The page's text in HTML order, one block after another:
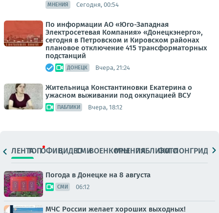
МНЕНИЯ Сегодня, 00:54
По информации АО «Юго-Западная
Электросетевая Компания» «Донецкэнерго»,
сегодня в Петровском и Кировском районах
плановое отключение 415 трансформаторных
подстанций
ДОНЕЦК Вчера, 21:24
Жительница Константиновки Екатерина о
ужасном выживании под оккупацией ВСУ
ПАБЛИКИ Вчера, 18:12
ЛЕНТАТОПОФИЦ.ВИДЕОСМИВОЕНКОРЫМНЕНИЯПАБЛИКИ
ФОТОЛОНГРИДЫ
Погода в Донецке на 8 августа
СМИ 06:12
МЧС России желает хороших выходных!